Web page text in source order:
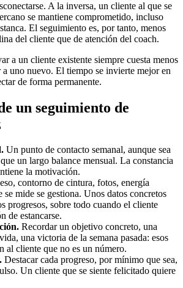
A la inversa, un cliente al que se
se mantiene comprometido, incluso
El seguimiento es, por tanto, menos
del cliente que de atención del coach.
a un cliente existente siempre cuesta menos
a uno nuevo. El tiempo se invierte mejor en
de forma permanente.
un seguimiento de
Un punto de contacto semanal, aunque sea
un largo balance mensual. La constancia
la motivación.
contorno de cintura, fotos, energía
se mide se gestiona. Unos datos concretos
progresos, sobre todo cuando el cliente
de estancarse.
Recordar un objetivo concreto, una
una victoria de la semana pasada: esos
al cliente que no es un número.
Destacar cada progreso, por mínimo que sea,
Un cliente que se siente felicitado quiere